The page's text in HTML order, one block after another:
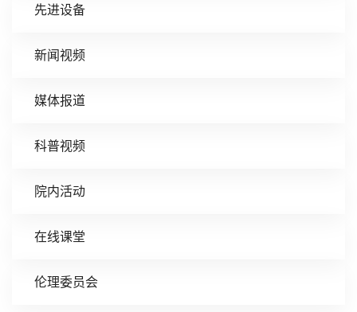
先进设备
新闻视频
媒体报道
科普视频
院内活动
在线课堂
伦理委员会